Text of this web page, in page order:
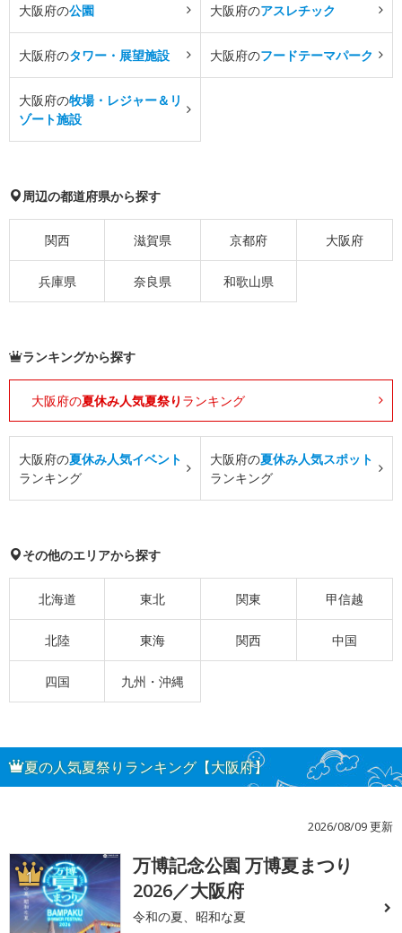
大阪府の公園 大阪府のアスレチック
大阪府のタワー・展望施設 大阪府のフードテーマパーク
大阪府の牧場・レジャー＆リ
ゾート施設
周辺の都道府県から探す
関西 滋賀県 京都府 大阪府
兵庫県 奈良県 和歌山県
ランキングから探す
大阪府の夏休み人気夏祭り ランキング
大阪府の夏休み人気イベント
ランキング
大阪府の夏休み人気スポット
ランキング
その他のエリアから探す
北海道 東北 関東 甲信越
北陸 東海 関西 中国
四国 九州・沖縄
夏の人気夏祭りランキング【大阪府】
2026/08/09 更新
1
万博記念公園 万博夏まつり
2026／大阪府
令和の夏、昭和な夏